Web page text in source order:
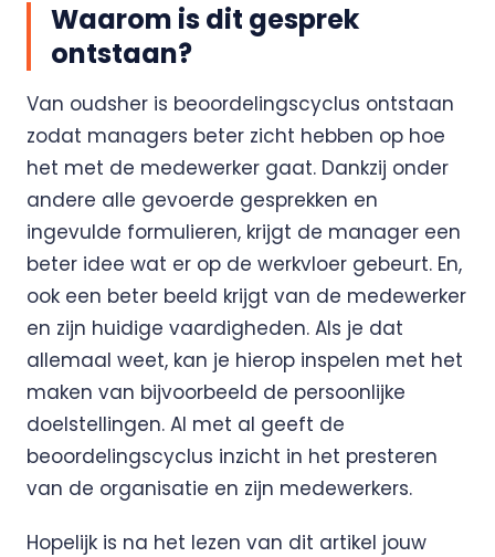
Waarom is dit gesprek
ontstaan?
Van oudsher is beoordelingscyclus ontstaan
zodat managers beter zicht hebben op hoe
het met de medewerker gaat. Dankzij onder
andere alle gevoerde gesprekken en
ingevulde formulieren, krijgt de manager een
beter idee wat er op de werkvloer gebeurt. En,
ook een beter beeld krijgt van de medewerker
en zijn huidige vaardigheden. Als je dat
allemaal weet, kan je hierop inspelen met het
maken van bijvoorbeeld de persoonlijke
doelstellingen. Al met al geeft de
beoordelingscyclus inzicht in het presteren
van de organisatie en zijn medewerkers.
Hopelijk is na het lezen van dit artikel jouw